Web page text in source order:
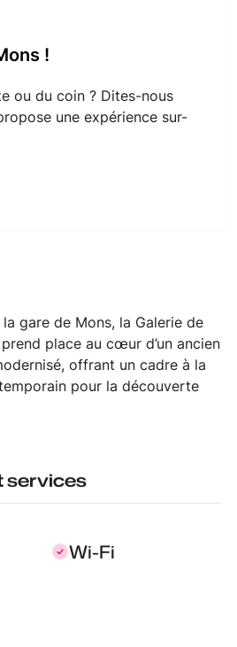
!
ou du coin ? Dites-nous
une expérience sur-
l'Atelier
gare de Mons, la Galerie de
prend place au cœur d’un ancien
offrant un cadre à la
pour la découverte
services
Wi-Fi